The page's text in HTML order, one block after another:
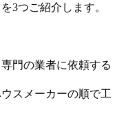
3つご紹介します。
門の業者に依頼する
スメーカーの順で工